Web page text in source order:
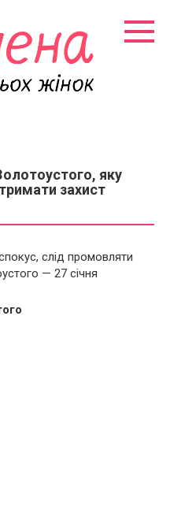
яку
захист
слід промовляти
— 27 січня